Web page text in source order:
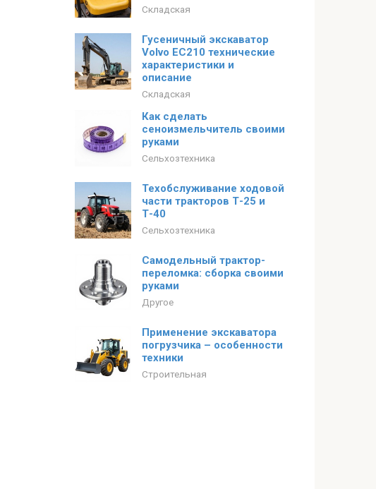
Складская
Гусеничный экскаватор
Volvo EC210 технические
характеристики и
описание
Складская
Как сделать
сеноизмельчитель своими
руками
Сельхозтехника
Техобслуживание ходовой
части тракторов Т-25 и
Т-40
Сельхозтехника
Самодельный трактор-
переломка: сборка своими
руками
Другое
Применение экскаватора
погрузчика – особенности
техники
Строительная